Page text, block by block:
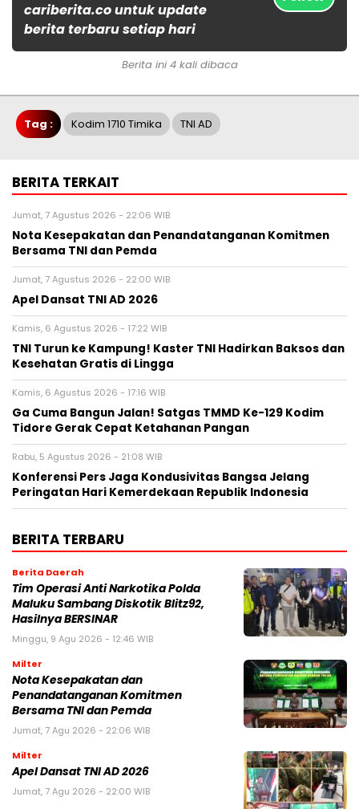
cariberita.co untuk update
berita terbaru setiap hari
Berita ini 4 kali dibaca
Tag : Kodim 1710 Timika TNI AD
BERITA TERKAIT
Jumat, 7 Agustus 2026 - 22:06 WIB
Nota Kesepakatan dan Penandatanganan Komitmen
Bersama TNI dan Pemda
Jumat, 7 Agustus 2026 - 22:00 WIB
Apel Dansat TNI AD 2026
Kamis, 6 Agustus 2026 - 17:22 WIB
TNI Turun ke Kampung! Kaster TNI Hadirkan Baksos dan
Kesehatan Gratis di Lingga
Kamis, 6 Agustus 2026 - 17:16 WIB
Ga Cuma Bangun Jalan! Satgas TMMD Ke-129 Kodim
Tidore Gerak Cepat Ketahanan Pangan
Rabu, 5 Agustus 2026 - 21:08 WIB
Konferensi Pers Jaga Kondusivitas Bangsa Jelang
Peringatan Hari Kemerdekaan Republik Indonesia
BERITA TERBARU
Berita Daerah
Tim Operasi Anti Narkotika Polda
Maluku Sambang Diskotik Blitz92,
Hasilnya BERSINAR
Minggu, 9 Agu 2026 - 12:46 WIB
Milter
Nota Kesepakatan dan
Penandatanganan Komitmen
Bersama TNI dan Pemda
Jumat, 7 Agu 2026 - 22:06 WIB
Milter
Apel Dansat TNI AD 2026
Jumat, 7 Agu 2026 - 22:00 WIB